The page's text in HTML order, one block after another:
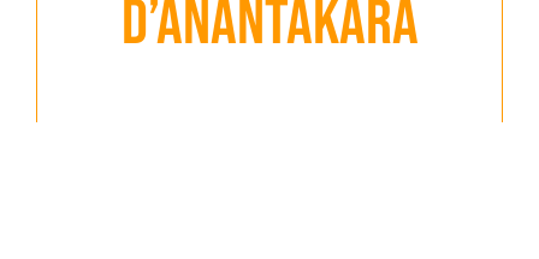
d’Anantakara